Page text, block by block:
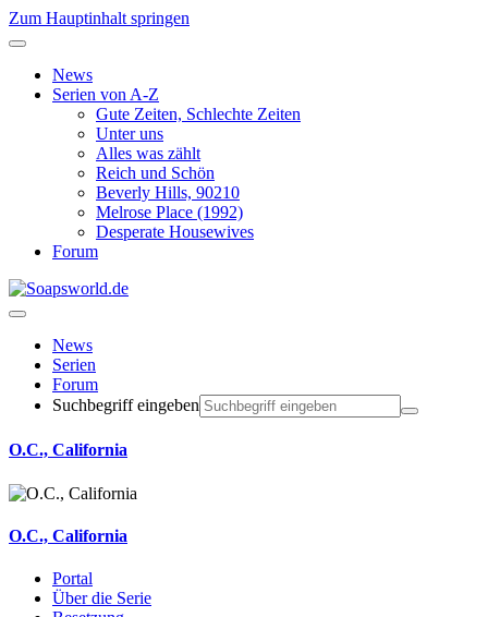
Zum Hauptinhalt springen
News
Serien von A-Z
Gute Zeiten, Schlechte Zeiten
Unter uns
Alles was zählt
Reich und Schön
Beverly Hills, 90210
Melrose Place (1992)
Desperate Housewives
Forum
News
Serien
Forum
Suchbegriff eingeben
O.C., California
O.C., California
Portal
Über die Serie